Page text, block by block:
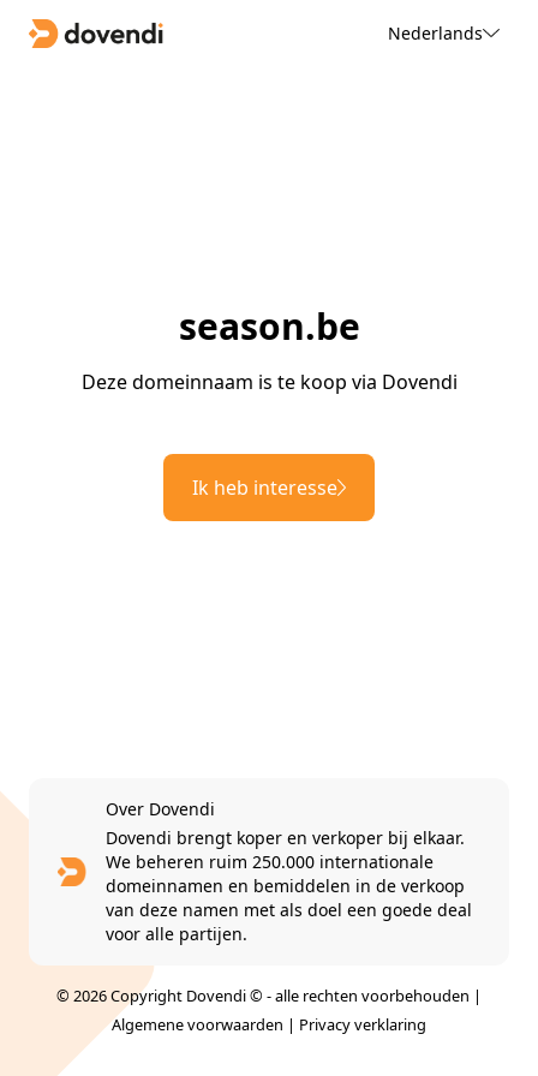
Nederlands
season.be
Deze domeinnaam is te koop via Dovendi
Ik heb interesse
Over Dovendi
Dovendi brengt koper en verkoper bij elkaar.
We beheren ruim 250.000 internationale
domeinnamen en bemiddelen in de verkoop
van deze namen met als doel een goede deal
voor alle partijen.
© 2026 Copyright Dovendi © - alle rechten voorbehouden |
Algemene voorwaarden | Privacy verklaring